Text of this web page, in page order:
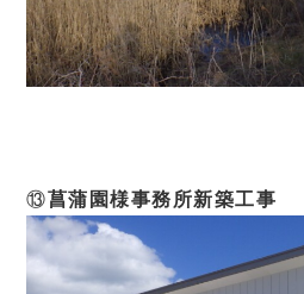
⑬菖蒲園様事務所新築工事